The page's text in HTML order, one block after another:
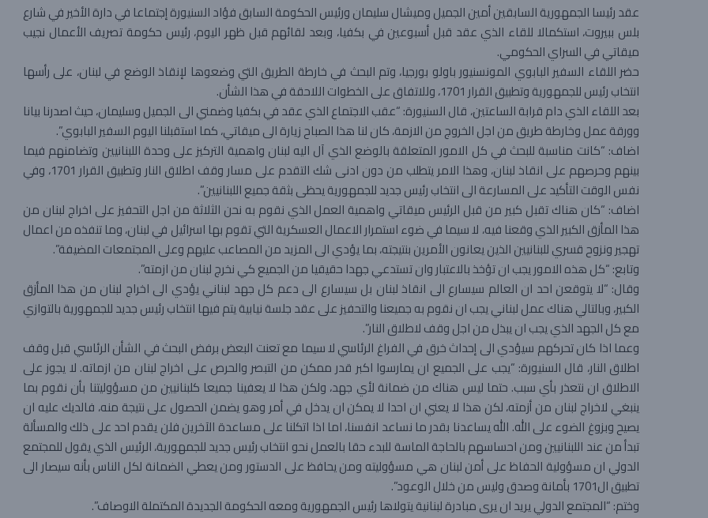
عقد رئيسا الجمهورية السابقين أمين الجميل وميشال سليمان ورئيس الحكومة السابق فؤاد السنيورة إجتماعا في دارة الأخير في شارع
بلس ببيروت، استكمالا للقاء الذي عقد قبل أسبوعين في بكفيا، وبعد لقائهم قبل ظهر اليوم، رئيس حكومة تصريف الأعمال نجيب
ميقاتي في السراي الحكومي.
حضر اللقاء السفير البابوي المونسنيور باولو بورجيا، وتم البحث في خارطة الطريق التي وضعوها لإنقاذ الوضع في لبنان، على رأسها
انتخاب رئيس للجمهورية وتطبيق القرار 1701، وللاتفاق على الخطوات اللاحقة في هذا الشأن.
بعد اللقاء الذي دام قرابة الساعتين، قال السنيورة: “عقب الاجتماع الذي عقد في بكفيا وضمني الى الجميل وسليمان، حيث اصدرنا بيانا
وورقة عمل وخارطة طريق من اجل الخروج من الازمة، كان لنا هذا الصباح زيارة الى ميقاتي، كما استقبلنا اليوم السفير البابوي”.
اضاف: “كانت مناسبة للبحث في كل الامور المتعلقة بالوضع الذي آل اليه لبنان واهمية التركيز على وحدة اللبنانيين وتضامنهم فيما
بينهم وحرصهم على انقاذ لبنان، وهذا الامر يتطلب من دون ادنى شك التقدم على مسار وقف اطلاق النار وتطبيق القرار 1701، وفي
نفس الوقت التأكيد على المسارعة الى انتخاب رئيس جديد للجمهورية يحظى بثقة جميع اللبنانيين”.
اضاف: “كان هناك تقبل كبير من قبل الرئيس ميقاتي واهمية العمل الذي نقوم به نحن الثلاثة من اجل التحفيز على اخراج لبنان من
هذا المأزق الكبير الذي وقعنا فيه، لا سيما في ضوء استمرار الاعمال العسكرية التي تقوم بها اسرائيل في لبنان، وما تنفذه من اعمال
تهجير ونزوح قسري للبنانيين الذين يعانون الأمرين بنتيجته، بما يؤدي الى المزيد من المصاعب عليهم وعلى المجتمعات المضيفة”.
وتابع: “كل هذه الامور يجب ان تؤخذ بالاعتبار وان تستدعي جهدا حقيقيا من الجميع كي نخرج لبنان من ازمته”.
وقال: “لا يتوقعن احد ان العالم سيسارع الى انقاذ لبنان بل سيسارع الى دعم كل جهد لبناني يؤدي الى اخراج لبنان من هذا المأزق
الكبير، وبالتالي هناك عمل لبناني يجب ان نقوم به جميعنا والتحفيز على عقد جلسة نيابية يتم فيها انتخاب رئيس جديد للجمهورية بالتوازي
مع كل الجهد الذي يجب ان يبذل من اجل وقف لاطلاق النار”.
وعما اذا كان تحركهم سيؤدي الى إحداث خرق في الفراغ الرئاسي لا سيما مع تعنت البعض برفض البحث في الشأن الرئاسي قبل وقف
اطلاق النار، قال السنيورة: “يجب على الجميع ان يمارسوا اكبر قدر ممكن من التبصر والحرص على اخراج لبنان من ازماته. لا يجوز على
الاطلاق ان نتعذر بأي سبب. حتما ليس هناك من ضمانة لأي جهد، ولكن هذا لا يعفينا جميعا كلبنانيين من مسؤوليتنا بأن نقوم بما
ينبغي لاخراج لبنان من أزمته، لكن هذا لا يعني ان احدا لا يمكن ان يدخل في أمر وهو يضمن الحصول على نتيجة منه، فالديك عليه ان
يصيح وبزوغ الضوء على الله. الله يساعدنا بقدر ما نساعد انفسنا، اما اذا اتكلنا على مساعدة الآخرين فلن يقدم احد على ذلك والمسألة
تبدأ من عند اللبنانيين ومن احساسهم بالحاجة الماسة للبدء حقا بالعمل نحو انتخاب رئيس جديد للجمهورية، الرئيس الذي يقول للمجتمع
الدولي ان مسؤولية الحفاظ على أمن لبنان هي مسؤوليته ومن يحافظ على الدستور ومن يعطي الضمانة لكل الناس بأنه سيصار الى
تطبيق ال1701 بأمانة وصدق وليس من خلال الوعود”.
وختم: “المجتمع الدولي يريد ان يرى مبادرة لبنانية يتولاها رئيس الجمهورية ومعه الحكومة الجديدة المكتملة الاوصاف”.